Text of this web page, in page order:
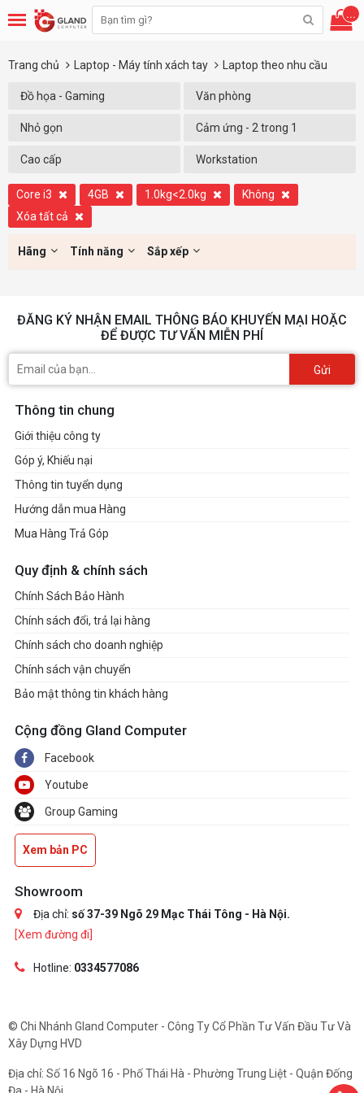
...
Trang chủ Laptop - Máy tính xách tay Laptop theo nhu cầu
Đồ họa - Gaming Văn phòng
Nhỏ gọn Cảm ứng - 2 trong 1
Cao cấp Workstation
Core i3 4GB 1.0kg<2.0kg
Không
Xóa tất cả
Hãng Tính năng Sắp xếp
ĐĂNG KÝ NHẬN EMAIL THÔNG BÁO KHUYẾN MẠI HOẶC
ĐỂ ĐƯỢC TƯ VẤN MIỄN PHÍ
Gửi
Thông tin chung
Giới thiệu công ty
Góp ý, Khiếu nại
Thông tin tuyển dụng
Hướng dẫn mua Hàng
Mua Hàng Trả Góp
Quy định & chính sách
Chính Sách Bảo Hành
Chính sách đổi, trả lại hàng
Chính sách cho doanh nghiệp
Chính sách vận chuyển
Bảo mật thông tin khách hàng
Cộng đồng Gland Computer
Facebook
Youtube
Group Gaming
Xem bản PC
Showroom
Địa chỉ: số 37-39 Ngõ 29 Mạc Thái Tông - Hà Nội.
[Xem đường đi]
Hotline: 0334577086
© Chi Nhánh Gland Computer - Công Ty Cổ Phần Tư Vấn Đầu Tư Và
Xây Dựng HVD
Địa chỉ: Số 16 Ngõ 16 - Phố Thái Hà - Phường Trung Liệt - Quận Đống